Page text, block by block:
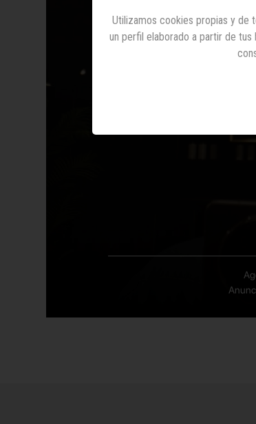
Utilizamos cookies propias y de
un perfil elaborado a partir de